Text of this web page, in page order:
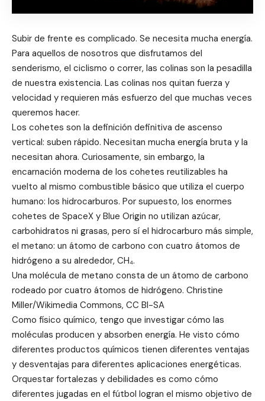
Subir de frente es complicado. Se necesita mucha energía.
Para aquellos de nosotros que disfrutamos del
senderismo, el ciclismo o correr, las colinas son la pesadilla
de nuestra existencia. Las colinas nos quitan fuerza y ​​
velocidad y requieren más esfuerzo del que muchas veces
queremos hacer.
Los cohetes son la definición definitiva de ascenso
vertical: suben rápido. Necesitan mucha energía bruta y la
necesitan ahora. Curiosamente, sin embargo, la
encarnación moderna de los cohetes reutilizables ha
vuelto al mismo combustible básico que utiliza el cuerpo
humano: los hidrocarburos. Por supuesto, los enormes
cohetes de SpaceX y Blue Origin no utilizan azúcar,
carbohidratos ni grasas, pero sí el hidrocarburo más simple,
el metano: un átomo de carbono con cuatro átomos de
hidrógeno a su alrededor, CH₄.
Una molécula de metano consta de un átomo de carbono
rodeado por cuatro átomos de hidrógeno. Christine
Miller/Wikimedia Commons, CC BI-SA
Como físico químico, tengo que investigar cómo las
moléculas producen y absorben energía. He visto cómo
diferentes productos químicos tienen diferentes ventajas
y desventajas para diferentes aplicaciones energéticas.
Orquestar fortalezas y debilidades es como cómo
diferentes jugadas en el fútbol logran el mismo objetivo de